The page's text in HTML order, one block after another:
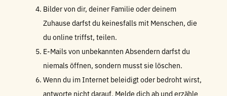
Bilder von dir, deiner Familie oder deinem
Zuhause darfst du keinesfalls mit Menschen, die
du online triffst, teilen.
E-Mails von unbekannten Absendern darfst du
niemals öffnen, sondern musst sie löschen.
Wenn du im Internet beleidigt oder bedroht wirst,
antworte nicht darauf. Melde dich ab und erzähle